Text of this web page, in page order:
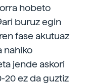
hobeto
buruz egin
fase akutuaz
nahiko
jende askori
20 ez da guztiz